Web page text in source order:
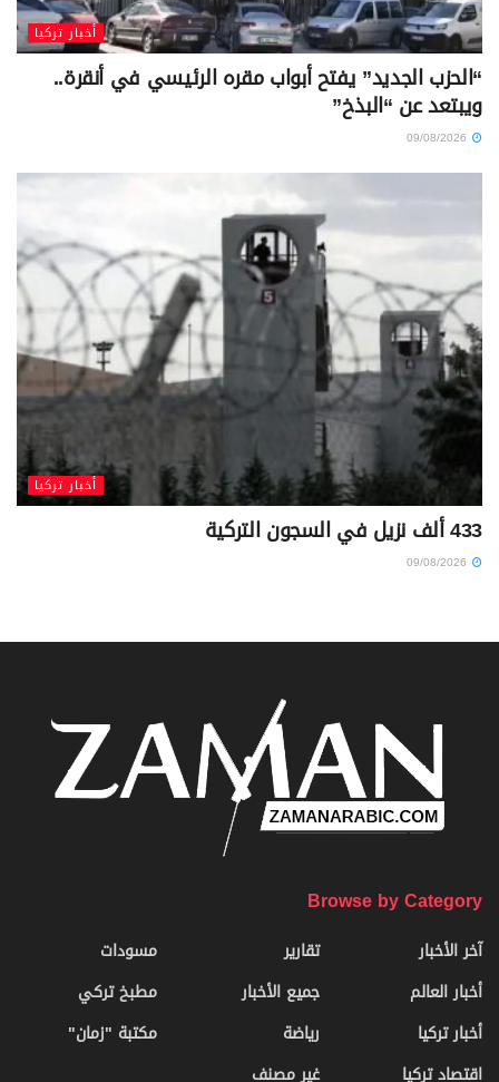
أخبار تركيا
“الحزب الجديد” يفتح أبواب مقره الرئيسي في أنقرة..
ويبتعد عن “البذخ”
أخبار تركيا
433 ألف نزيل في السجون التركية
Browse by Category
آخر الأخبار
أخبار العالم
أخبار تركيا
اقتصاد تركيا
تقارير
جميع الأخبار
رياضة
غير مصنف
مسودات
مطبخ تركي
مكتبة "زمان"